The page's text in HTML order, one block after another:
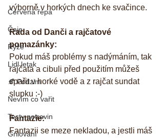
Červená řepa
Čaje
Rýže
Lidl letak
🍂 Podzim
Nevím co vařit
Testy potravin
Grilování
výborně v horkých dnech ke svačince.
Rada od Danči a rajčatové
pomazánky:
Pokud máš problémy s nadýmáním, tak
rajčata a cibuli před použitím můžeš
spařit v horké vodě a z rajčat sundat
slupku :-)
Fantazie:
Fantazii se meze nekladou, a jestli máš